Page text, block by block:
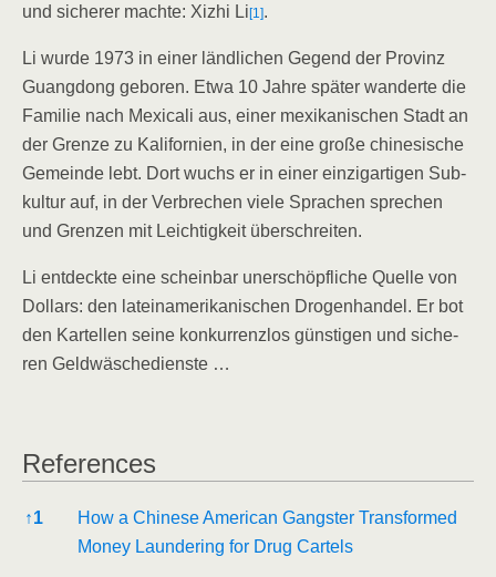
und siche­rer mach­te: Xizhi Li [1].
Li wur­de 1973 in einer länd­li­chen Gegend der Pro­vinz
Guang­dong gebo­ren. Etwa 10 Jah­re spä­ter wan­der­te die
Fami­lie nach Mexi­cali aus, einer mexi­ka­ni­schen Stadt an
der Gren­ze zu Kali­for­ni­en, in der eine gro­ße chi­ne­si­sche
Gemein­de lebt. Dort wuchs er in einer ein­zig­ar­ti­gen Sub­
kul­tur auf, in der Ver­bre­chen vie­le Spra­chen spre­chen
und Gren­zen mit Leich­tig­keit überschreiten.
Li ent­deck­te eine schein­bar uner­schöpf­li­che Quel­le von
Dol­lars: den latein­ame­ri­ka­ni­schen Dro­gen­han­del. Er bot
den Kar­tel­len sei­ne kon­kur­renz­los güns­ti­gen und siche­
ren Geldwäschedienste …
Refe­ren­ces
Refe­ren­ces
↑1
How a Chi­ne­se Ame­ri­can Gangs­ter Trans­for­med
Money Laun­de­ring for Drug Cartels